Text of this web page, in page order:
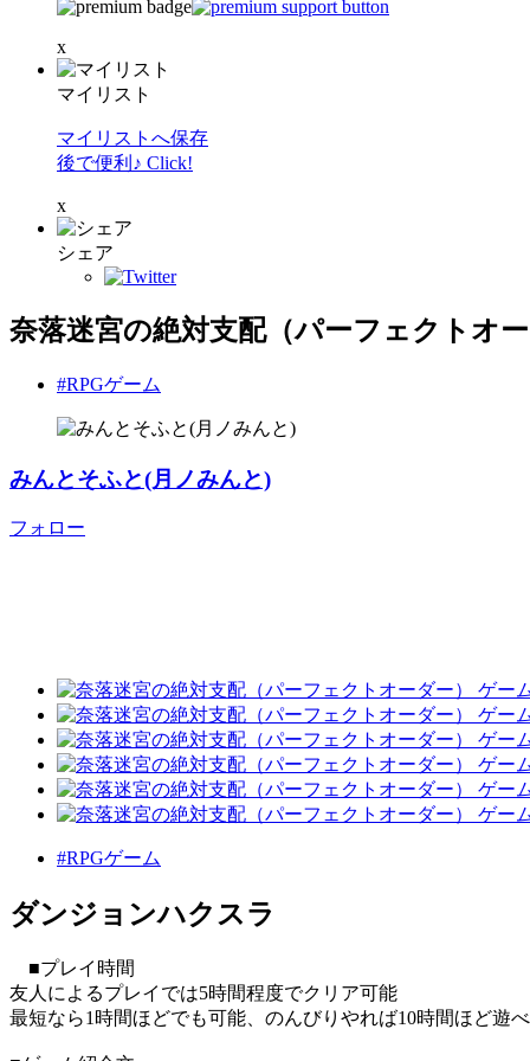
x
マイリスト
マイリストへ保存
後で便利♪ Click!
x
シェア
奈落迷宮の絶対支配（パーフェクトオ
#RPGゲーム
みんとそふと(月ノみんと)
フォロー
#RPGゲーム
ダンジョンハクスラ
■プレイ時間
友人によるプレイでは5時間程度でクリア可能
最短なら1時間ほどでも可能、のんびりやれば10時間ほど遊